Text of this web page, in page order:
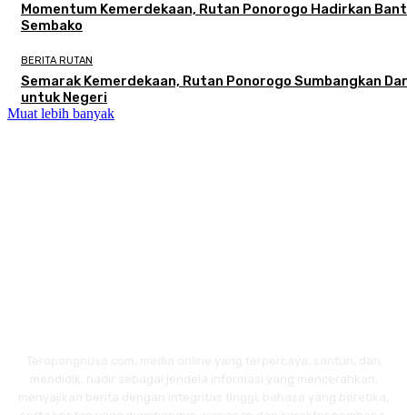
Momentum Kemerdekaan, Rutan Ponorogo Hadirkan
Sembako
BERITA RUTAN
Semarak Kemerdekaan, Rutan Ponorogo Sumbangkan
untuk Negeri
Muat lebih banyak